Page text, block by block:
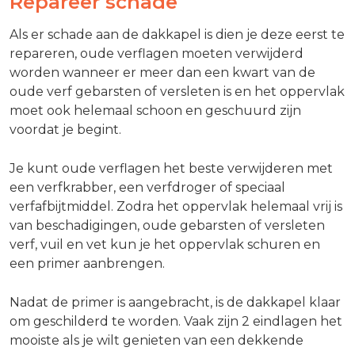
Als er schade aan de dakkapel is dien je deze eerst te
repareren, oude verflagen moeten verwijderd
worden wanneer er meer dan een kwart van de
oude verf gebarsten of versleten is en het oppervlak
moet ook helemaal schoon en geschuurd zijn
voordat je begint.
Je kunt oude verflagen het beste verwijderen met
een verfkrabber, een verfdroger of speciaal
verfafbijtmiddel. Zodra het oppervlak helemaal vrij is
van beschadigingen, oude gebarsten of versleten
verf, vuil en vet kun je het oppervlak schuren en
een primer aanbrengen.
Nadat de primer is aangebracht, is de dakkapel klaar
om geschilderd te worden. Vaak zijn 2 eindlagen het
mooiste als je wilt genieten van een dekkende